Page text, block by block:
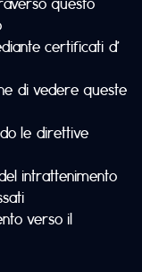
certificati d’
di vedere queste
le direttive
intrattenimento
verso il